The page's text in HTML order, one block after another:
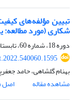
تبیین مؤلفه‌های
شکاری (مورد مطالعه:
دوره 18، شماره 60، تابستان 1401، صفحه
بهنام گلشاهی، حامد
مشاهده مقاله
اصل